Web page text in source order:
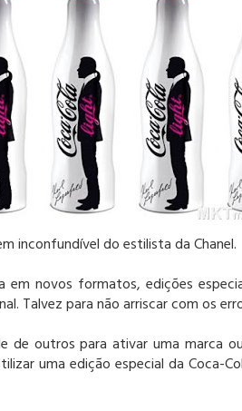
inconfundível do estilista da Chanel.
novos formatos, edições
Talvez para não arriscar com os
de outros para ativar uma marca
uma edição especial da Coca-